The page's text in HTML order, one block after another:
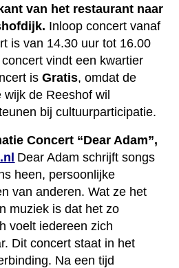
van het restaurant naar
Inloop concert vanaf
is van 14.30 uur tot 16.00
vindt een kwartier
isGratis, omdat de
wijk de Reeshof wil
bij cultuurparticipatie.
Concert “Dear Adam”,
Dear Adam schrijft songs
heen, persoonlijke
van anderen. Wat ze het
muziek is dat het zo
voelt iedereen zich
Dit concert staat in het
Na een tijd